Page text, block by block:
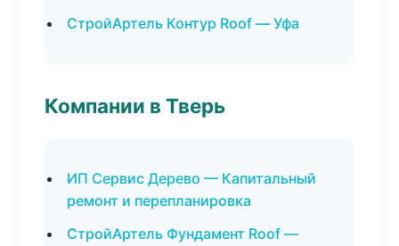
СтройАртель Контур Roof — Уфа
Компании в Тверь
ИП Сервис Дерево — Капитальный
ремонт и перепланировка
СтройАртель Фундамент Roof —